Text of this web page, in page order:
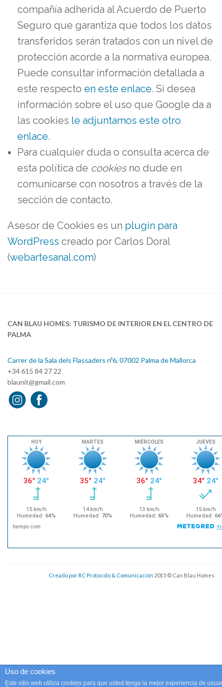
compañía adherida al Acuerdo de Puerto
Seguro que garantiza que todos los datos
transferidos serán tratados con un nivel de
protección acorde a la normativa europea.
Puede consultar información detallada a
este respecto en este enlace. Si desea
información sobre el uso que Google da a
las cookies le adjuntamos este otro
enlace.
Para cualquier duda o consulta acerca de
esta política de cookiesno dude en
comunicarse con nosotros a través de la
sección de contacto.
Asesor de Cookies es un plugin para
WordPress creado por Carlos Doral
(webartesanal.com)
CAN BLAU HOMES: TURISMO DE INTERIOR EN EL CENTRO DE
PALMA
Carrer de la Sala dels Flassaders nº6, 07002 Palma de Mallorca
+34 615 84 27 22
blaunit@gmail.com
Creado por RC Protocolo & Comunicación 2015 © Can Blau Homes
Uso de cookies
Este sitio web utiliza cookies para que usted tenga la mejor experiencia de